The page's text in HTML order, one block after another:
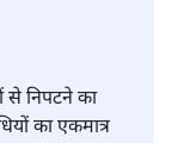
से निपटने का
का एकमात्र